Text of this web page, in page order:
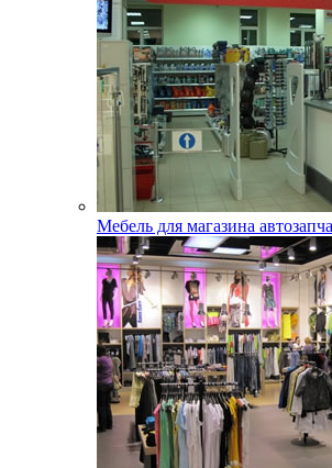
Мебель для магазина